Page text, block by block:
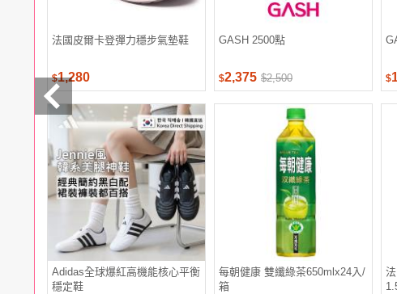
法國皮爾卡登彈力穩步氣墊鞋
$1,280
GASH 2500點
$2,375 $2,500 $
Adidas全球爆紅高機能核心平衡
穩定鞋
每朝健康 雙纖綠茶650mlx24入/
箱